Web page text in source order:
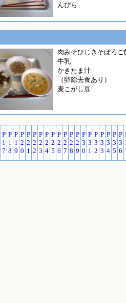
んぴら
肉みそひじきそぼろご
牛乳
かきたま汁
（卵除去食あり）
麦こがし豆
P
1
7
P
1
8
P
1
9
P
2
0
P
2
1
P
2
2
P
2
3
P
2
4
P
2
5
P
2
6
P
2
7
P
2
8
P
2
9
P
3
0
P
3
1
P
3
2
P
3
3
P
3
4
P
3
5
P
3
6